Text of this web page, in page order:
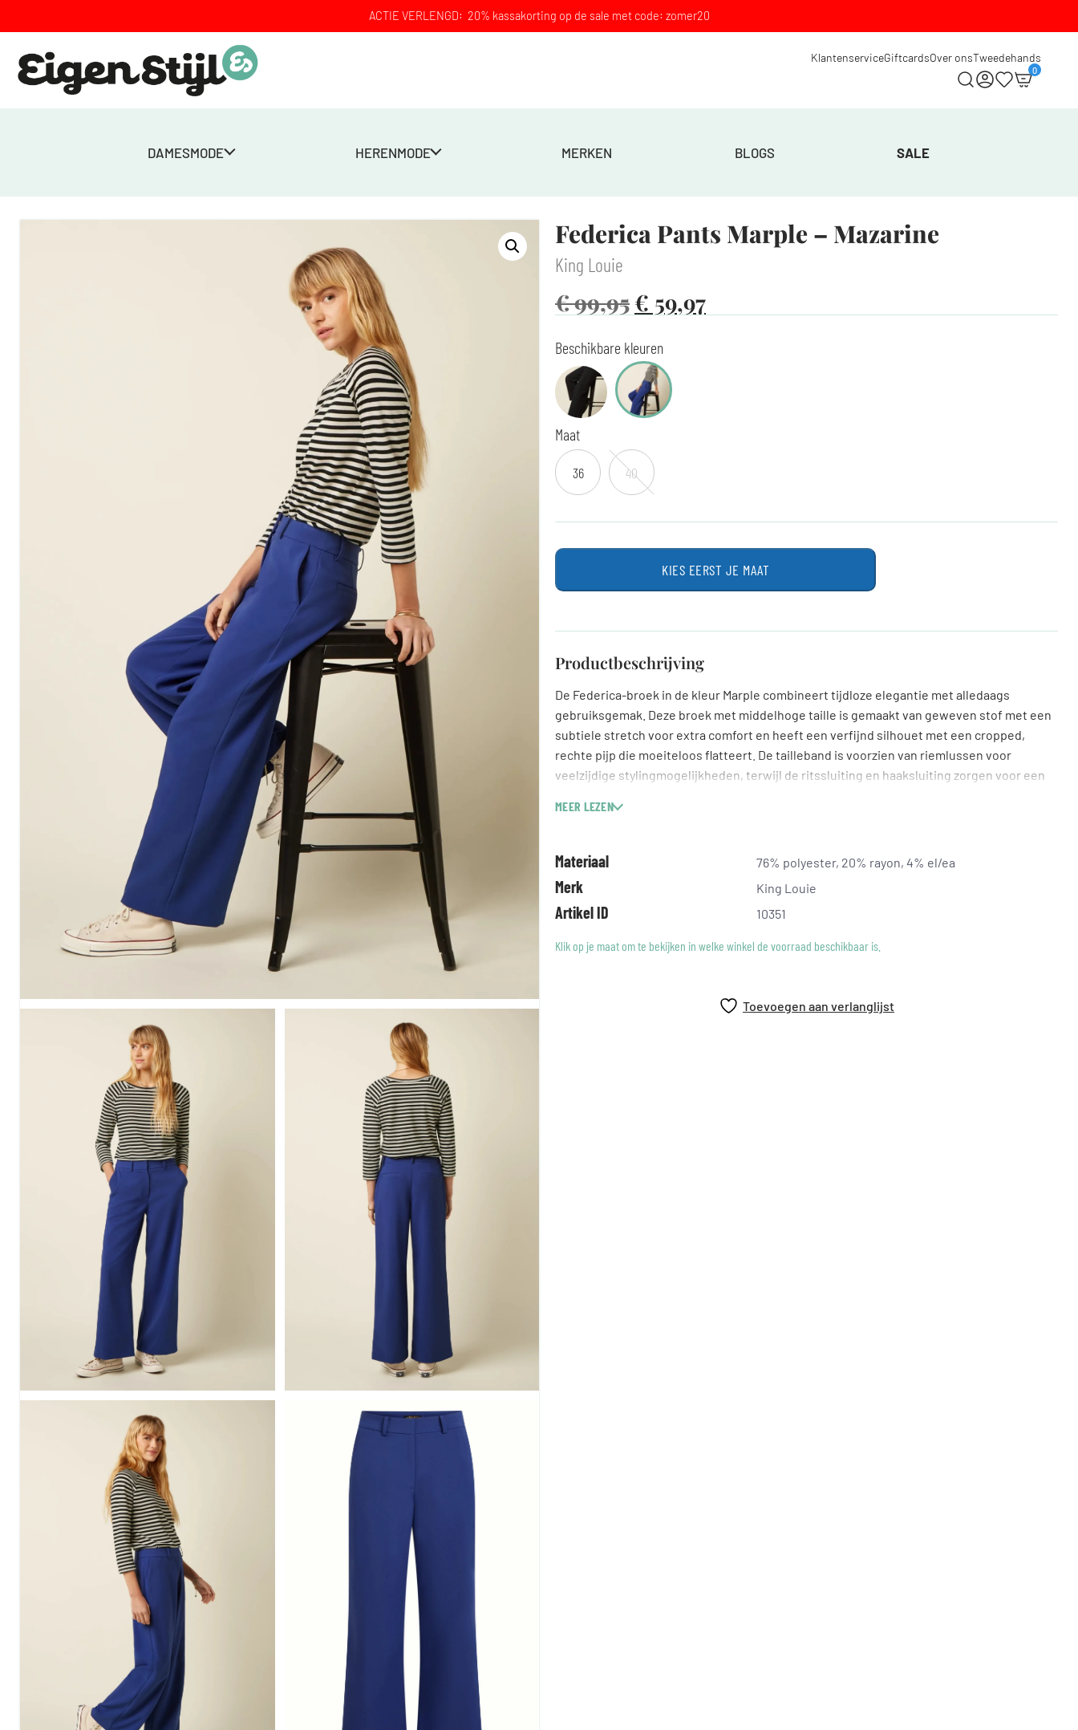
ACTIE VERLENGD: 20% kassakorting op de sale met code: zomer20
KlantenserviceGiftcardsOver onsTweedehands
0
DAMESMODE HERENMODE MERKEN BLOGS SALE
Federica Pants Marple – Mazarine
King Louie
€99,95€ 59,97
Beschikbare kleuren
Maat
36 40
KIES EERST JE MAAT
Productbeschrijving
De Federica-broek in de kleur Marple combineert tijdloze elegantie met alledaags
gebruiksgemak. Deze broek met middelhoge taille is gemaakt van geweven stof met een
subtiele stretch voor extra comfort en heeft een verfijnd silhouet met een cropped,
rechte pijp die moeiteloos flatteert. De tailleband is voorzien van riemlussen voor
veelzijdige stylingmogelijkheden, terwijl de ritssluiting en haaksluiting zorgen voor een
Perfect voor het creëren van stijlvolle, ingetogen looks.
Stretch
Middelhoge taille
Tailleband met riemlussen
Normale pasvorm
MEER LEZEN
Materiaal 76% polyester, 20% rayon, 4% el/ea
Merk King Louie
Artikel ID 10351
Klik op je maat om te bekijken in welke winkel de voorraad beschikbaar is.
Toevoegen aan verlanglijst